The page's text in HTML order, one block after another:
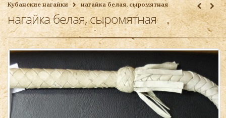
Ваша корзина
Кубанские нагайки
нагайка белая, сыромятная
нагайка белая, сыромятная